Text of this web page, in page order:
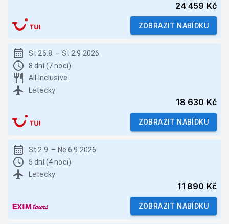
24 459 Kč
ZOBRAZIT NABÍDKU
St 26.8. – St 2.9.2026
8 dní (7 nocí)
All Inclusive
Letecky
18 630 Kč
ZOBRAZIT NABÍDKU
St 2.9. – Ne 6.9.2026
5 dní (4 noci)
Letecky
11 890 Kč
ZOBRAZIT NABÍDKU